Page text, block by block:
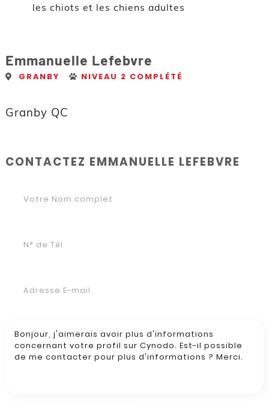
Emmanuelle Lefebvre
GRANBY NIVEAU 2 COMPLÉTÉ
Granby QC
CONTACTEZ EMMANUELLE LEFEBVRE
les chiots et les chiens adultes